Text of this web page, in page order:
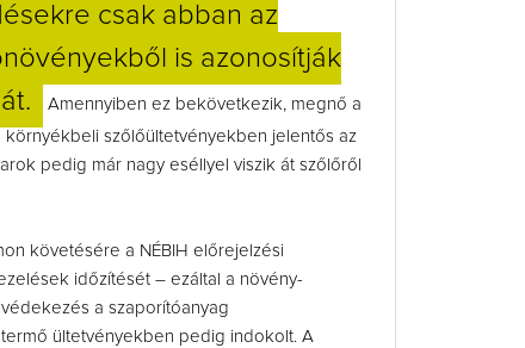
csak abban az
is azonosítják
Amennyiben ez bekövetkezik, megnő a
szőlőültetvényekben jelentős az
pedig már nagy eséllyel viszik át szőlőről
követésére a NÉBIH előrejelzési
időzítését – ezáltal a növény-
a szaporítóanyag
ültetvényekben pedig indokolt. A